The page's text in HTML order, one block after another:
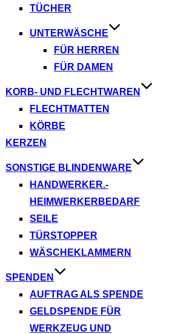
TÜCHER
UNTERWÄSCHE
FÜR HERREN
FÜR DAMEN
KORB- UND FLECHTWAREN
FLECHTMATTEN
KÖRBE
KERZEN
SONSTIGE BLINDENWARE
HANDWERKER.-
HEIMWERKERBEDARF
SEILE
TÜRSTOPPER
WÄSCHEKLAMMERN
SPENDEN
AUFTRAG ALS SPENDE
GELDSPENDE FÜR
WERKZEUG UND